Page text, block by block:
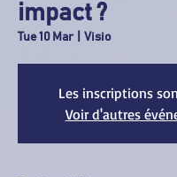
impact ?
Tue 10 Mar
  |
Visio
Les inscriptions
Voir d'autres